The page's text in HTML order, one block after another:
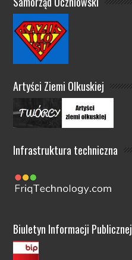
Artyści Ziemi Olkuskiej
Infrastruktura techniczna
Biuletyn Informacji Publicznej